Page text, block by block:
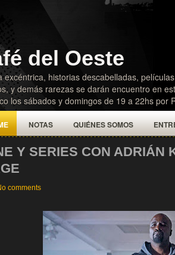
del Oeste
excéntrica, historias descabelladas,
y demás rarezas se darán encuentro en
los sábados y domingos de 19 a 22hs por
NOTAS QUIÉNES SOMOS
Y SERIES CON ADRIÁN
comments